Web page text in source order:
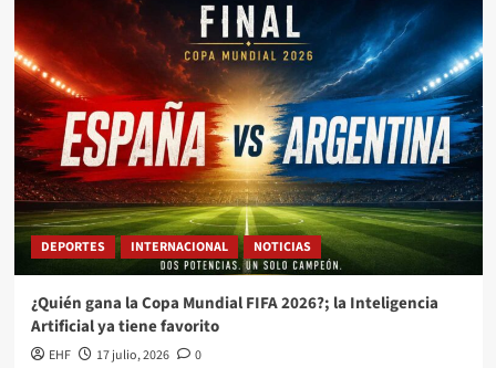
DEPORTES INTERNACIONAL NOTICIAS
¿Quién gana la Copa Mundial FIFA 2026?; la Inteligencia
Artificial ya tiene favorito
EHF 17 julio, 2026 0